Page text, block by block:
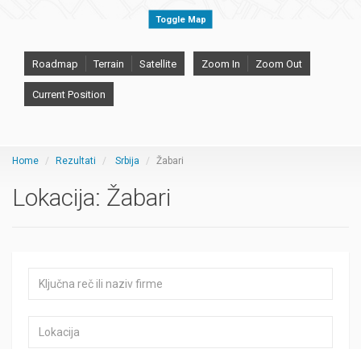
Toggle Map
Roadmap Terrain Satellite Zoom In Zoom Out
Current Position
Home Rezultati Srbija Žabari
Lokacija: Žabari